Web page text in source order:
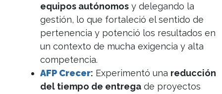
equipos autónomosy delegando la
gestión, lo que fortaleció el sentido de
pertenencia y potenció los resultados en
un contexto de mucha exigencia y alta
competencia.
AFP Crecer: Experimentó una reducción
del tiempo de entregade proyectos